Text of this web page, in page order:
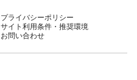
プライバシーポリシー
サイト利用条件・推奨環境
お問い合わせ